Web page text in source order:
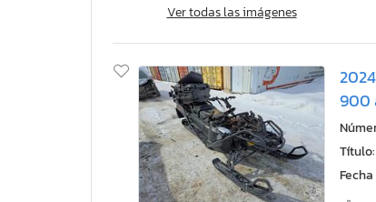
Ver todas las imágenes
900
Título: